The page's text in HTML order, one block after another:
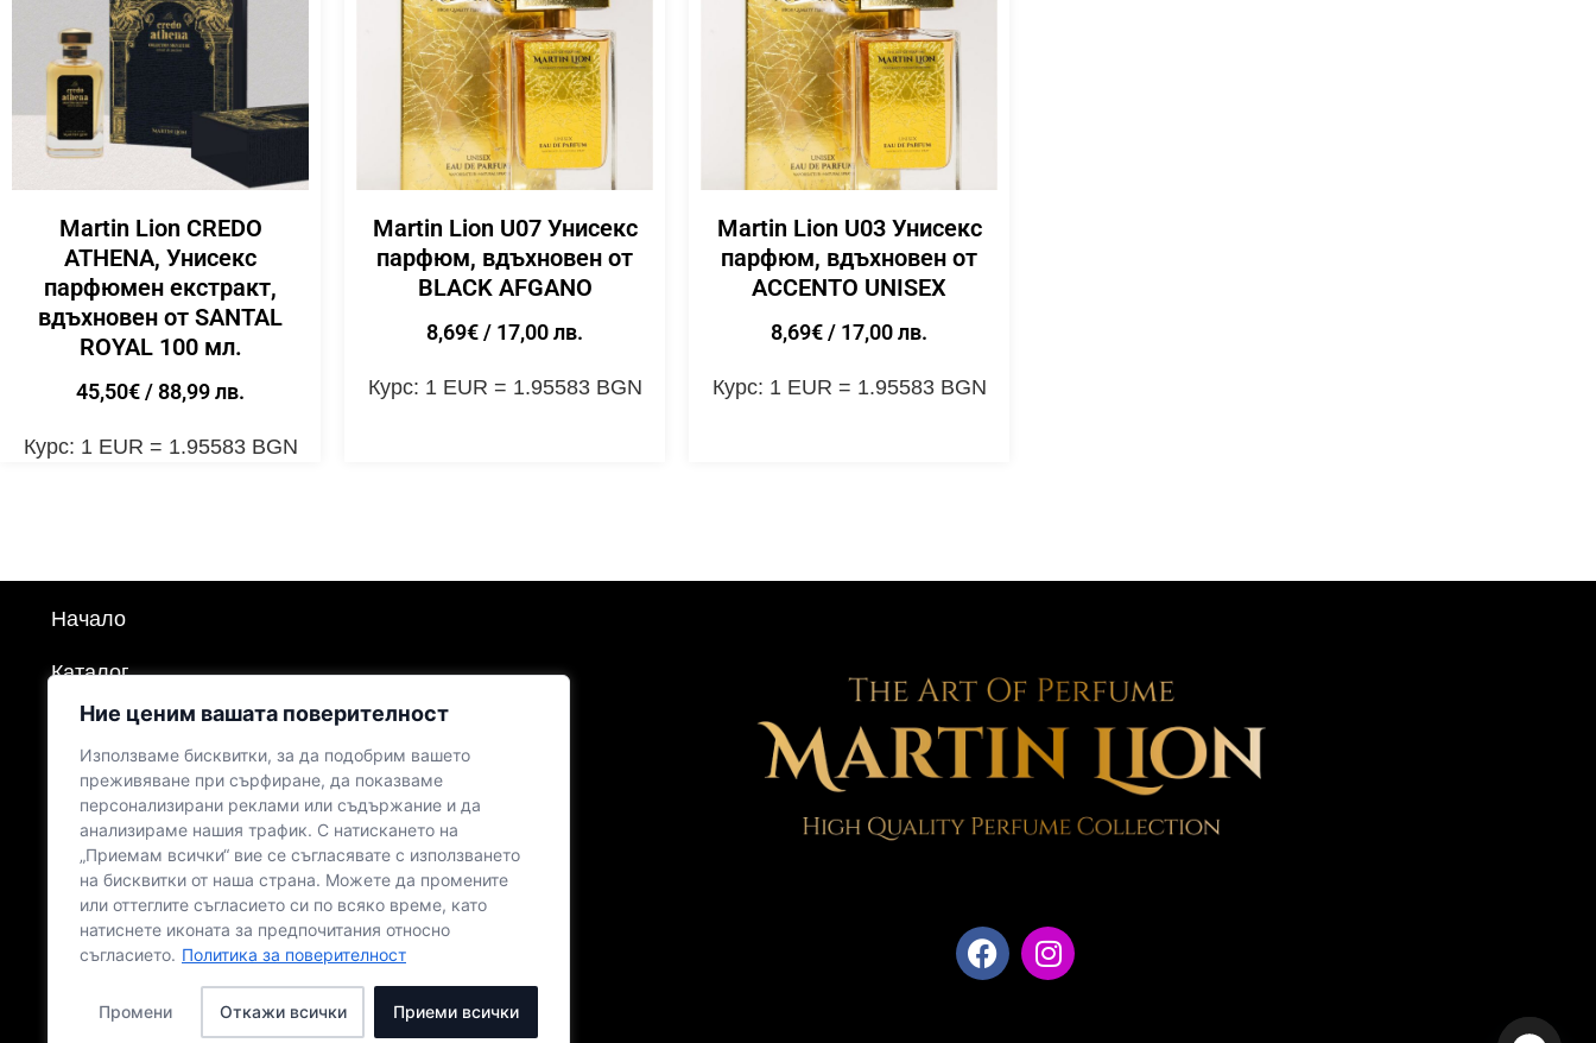
Ние ценим вашата поверителност
Използваме бисквитки, за да подобрим вашето
преживяване при сърфиране, да показваме
персонализирани реклами или съдържание и да
анализираме нашия трафик. С натискането на
„Приемам всички“ вие се съгласявате с използването
на бисквитки от наша страна. Можете да промените
или оттеглите съгласието си по всяко време, като
натиснете иконата за предпочитания относно
съгласието. Политика за поверителност
Промени Откажи всички Приеми всички
Martin Lion CREDO
ATHENA, Унисекс
парфюмен екстракт,
вдъхновен от SANTAL
ROYAL 100 мл.
45,50€/ 88,99 лв.
Курс: 1 EUR = 1.95583 BGN
Martin Lion U07 Унисекс
парфюм, вдъхновен от
BLACK AFGANO
8,69€/ 17,00 лв.
Курс: 1 EUR = 1.95583 BGN
Martin Lion U03 Унисекс
парфюм, вдъхновен от
ACCENTO UNISEX
8,69€/ 17,00 лв.
Курс: 1 EUR = 1.95583 BGN
Начало
Каталог
Продукти
Политика за поверителност
Политика за бисквитките
Общи условия
Доставка и Плащане